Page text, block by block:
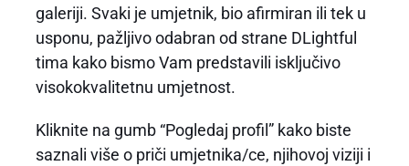
galeriji. Svaki je umjetnik, bio afirmiran ili tek u
usponu, pažljivo odabran od strane DLightful
tima kako bismo Vam predstavili isključivo
visokokvalitetnu umjetnost.
Kliknite na gumb “Pogledaj profil” kako biste
saznali više o priči umjetnika/ce, njihovoj viziji i